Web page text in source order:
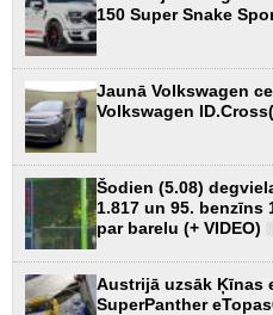
150 Super Snake
Jaunā Volkswagen
Volkswagen
Šodien (5.08)
1.817 un 95. benzīns
par barelu (+ VIDEO)
Austrijā uzsāk Ķīnas
SuperPanther